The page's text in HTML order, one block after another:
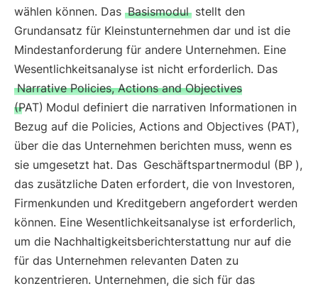
wählen können. Das Basismodul stellt den
Grundansatz für Kleinstunternehmen dar und ist die
Mindestanforderung für andere Unternehmen. Eine
Wesentlichkeitsanalyse ist nicht erforderlich. Das
Narrative Policies, Actions and Objectives
(PAT) Modul definiert die narrativen Informationen in
Bezug auf die Policies, Actions and Objectives (PAT),
über die das Unternehmen berichten muss, wenn es
sie umgesetzt hat. Das Geschäftspartnermodul (BP ),
das zusätzliche Daten erfordert, die von Investoren,
Firmenkunden und Kreditgebern angefordert werden
können. Eine Wesentlichkeitsanalyse ist erforderlich,
um die Nachhaltigkeitsberichterstattung nur auf die
für das Unternehmen relevanten Daten zu
konzentrieren. Unternehmen, die sich für das